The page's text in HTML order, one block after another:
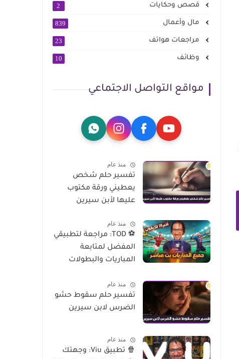
قصص وحكايات 2
مال وأعمال 839
مراجعات هواتف 23
وظائف 10
مواقع التواصل الاجتماعي
منذ عام
تفسير حلم شخص
يعطيني ورقة مكتوب
عليها لأبن سيرين
منذ عام
⚽ TOD: مراجعة لتطبيقي
المفضل لمتابعة
المباريات والبطولات
منذ عام
تفسير حلم سقوط حشو
الضرس لابن سيرين
منذ عام
🍿 تطبيق Viu: وجهتك